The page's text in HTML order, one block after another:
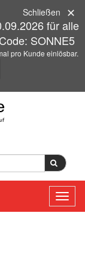
für alle
SONNE5
pro Kunde einlösbar.
Schließen